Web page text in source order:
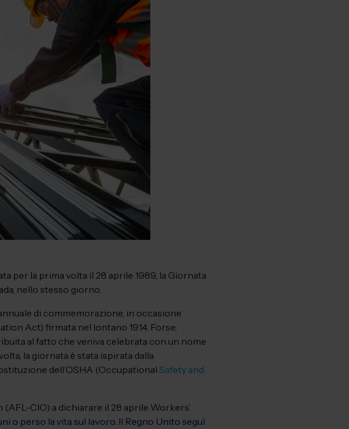
per la prima volta il 28 aprile 1989, la Giornata
nello stesso giorno.
di commemorazione, in occasione
Act) firmata nel lontano 1914. Forse,
al fatto che veniva celebrata con un nome
la giornata è stata ispirata dalla
dell’OSHA (Occupational Safety and
CIO) a dichiarare il 28 aprile Workers’
o perso la vita sul lavoro. Il Regno Unito seguì